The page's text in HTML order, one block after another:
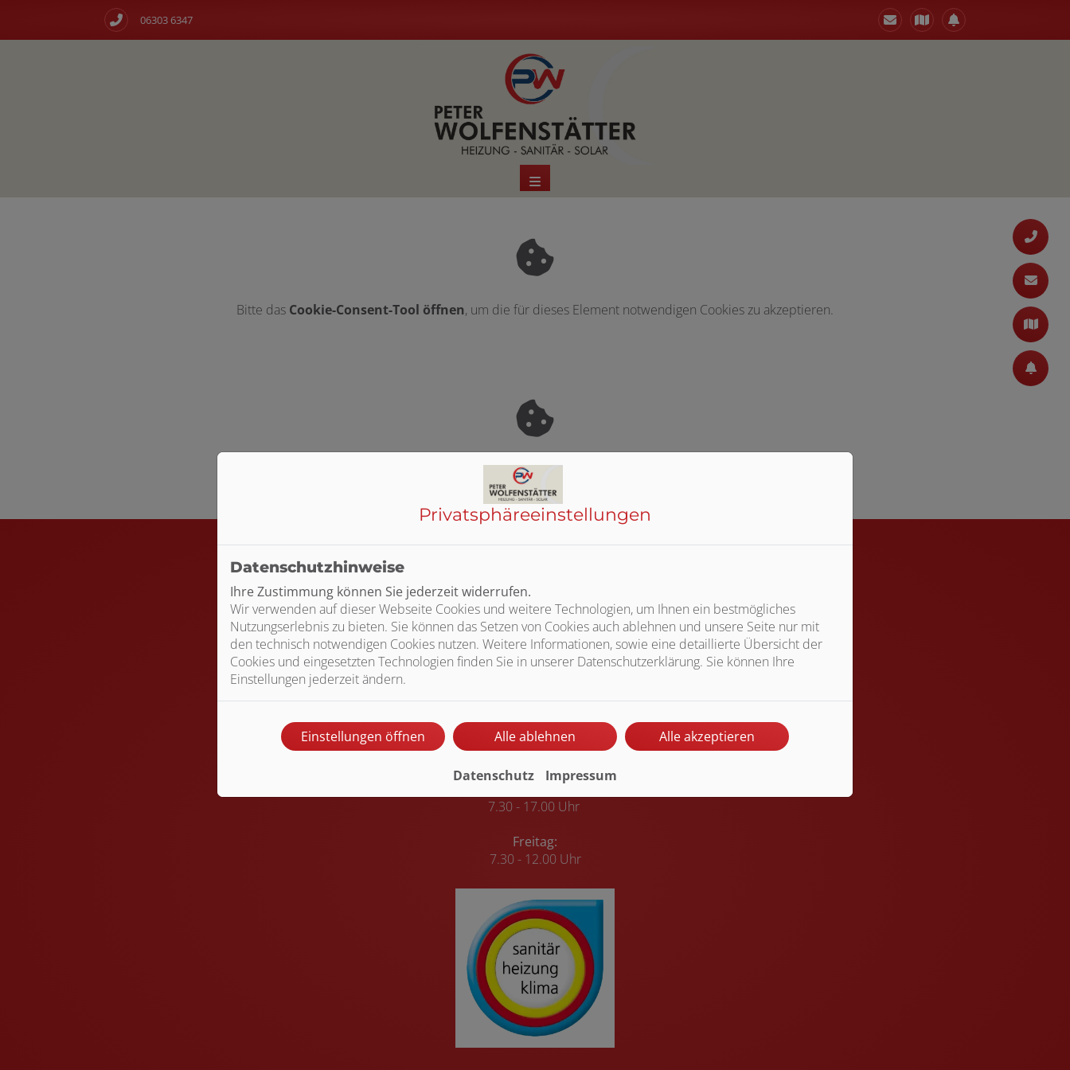
06303 6347
Bitte das Cookie-Consent-Tool öffnen, um die für dieses Element notwendigen Cookies zu akzeptieren.
, um die für dieses Element notwendigen Cookies zu akzeptieren.
Footer - Kontaktdaten und Öffnungszeiten
Kontakt
Peter Wolfenstätter Haustechnik
Auf dem Hahn 2
67677 Enkenbach-Alsenborn
06303 6347
E-Mail:pw-haustechnik@t-online.de
Montag – Donnerstag:
7.30 - 17.00 Uhr
Freitag:
7.30 - 12.00 Uhr
Privatsphäre­einstellungen
Datenschutzhinweise
Ihre Zustimmung können Sie jederzeit widerrufen.
Wir verwenden auf dieser Webseite Cookies und weitere Technologien, um Ihnen ein bestmögliches
Nutzungserlebnis zu bieten. Sie können das Setzen von Cookies auch ablehnen und unsere Seite nur mit
den technisch notwendigen Cookies nutzen. Weitere Informationen, sowie eine detaillierte Übersicht der
Cookies und eingesetzten Technologien finden Sie in unserer Datenschutzerklärung. Sie können Ihre
Einstellungen jederzeit ändern.
Einstellungen öffnen Alle ablehnen Alle akzeptieren
Datenschutz Impressum